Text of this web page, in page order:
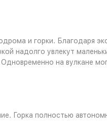
и горки. Благодаря
надолго увлекут
на вулкане
Горка полностью